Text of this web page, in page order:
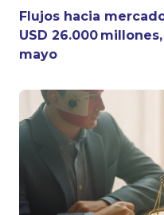
Flujos hacia
USD 26.000
mayo